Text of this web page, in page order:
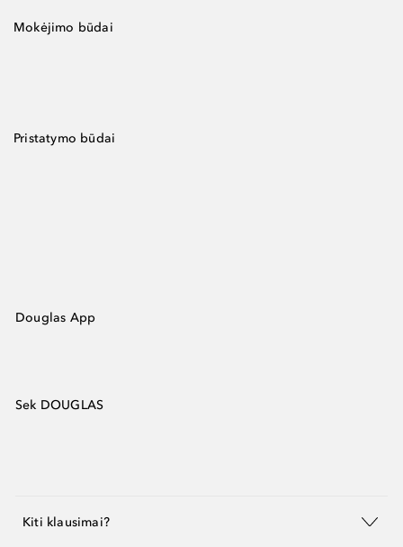
Mokėjimo būdai
Pristatymo būdai
Douglas App
Sek DOUGLAS
Kiti klausimai?